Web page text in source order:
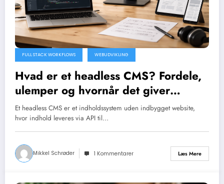
FULL STACK WORKFLOWS WEBUDVIKLING
Hvad er et headless CMS? Fordele,
ulemper og hvornår det giver
mening
Et headless CMS er et indholdssystem uden indbygget website,
hvor indhold leveres via API til…
Mikkel Schrøder 1 Kommentarer Læs Mere